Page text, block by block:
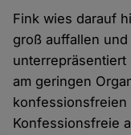
Fink wies darauf
groß auffallen
unterrepräsentiert
am geringen
konfessionsfreien
Konfessionsfreie